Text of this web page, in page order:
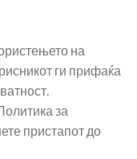
на
ги прифаќа
за
пристапот до